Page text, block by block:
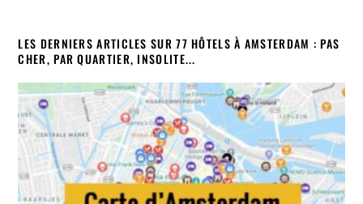
LES DERNIERS ARTICLES SUR 77 HÔTELS À AMSTERDAM : PAS
CHER, PAR QUARTIER, INSOLITE...